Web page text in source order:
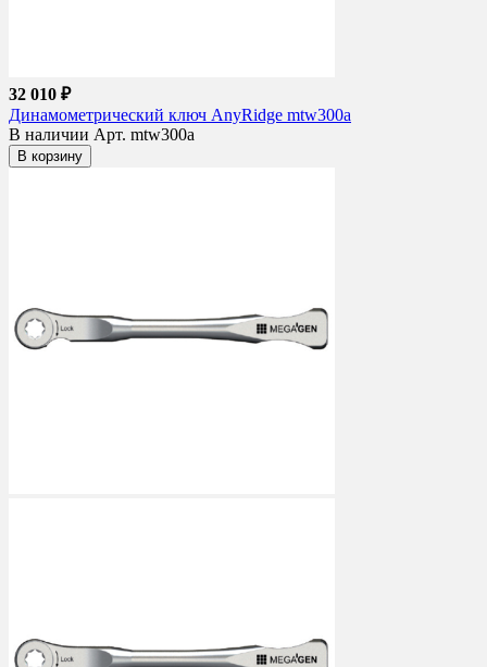
32 010 ₽
Динамометрический ключ AnyRidge mtw300a
В наличии Арт. mtw300a
В корзину